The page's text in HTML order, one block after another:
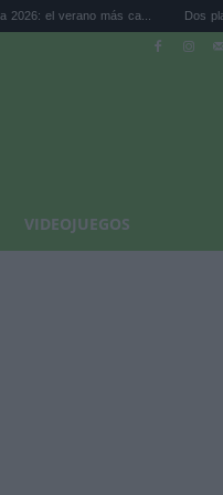
más ca... Dos playas
VIDEOJUEGOS